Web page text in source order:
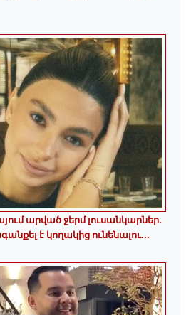
արված ջերմ լուսանկարներ.
է կողակից ունենալու...